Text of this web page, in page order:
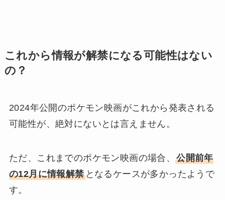
これから情報が解禁になる可能性はない
の？
2024年公開のポケモン映画がこれから発表される
可能性が、絶対にないとは言えません。
ただ、これまでのポケモン映画の場合、公開前年
の12月に情報解禁となるケースが多かったようで
す。